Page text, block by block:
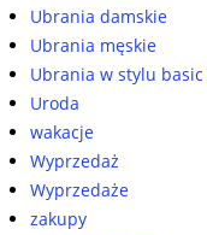
Ubrania damskie
Ubrania męskie
Ubrania w stylu
Uroda
wakacje
Wyprzedaż
Wyprzedaże
zakupy